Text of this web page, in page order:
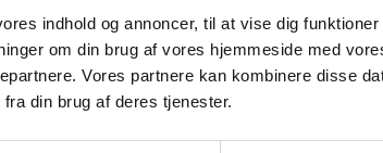
indhold og annoncer, til at vise dig
om din brug af vores hjemmeside med
Vores partnere kan kombinere disse
din brug af deres tjenester.
andre af livets omstændigheder. Men hvis vi ikke
energi og overskud.
stressende situationer. Men hjernen er faktisk
på: